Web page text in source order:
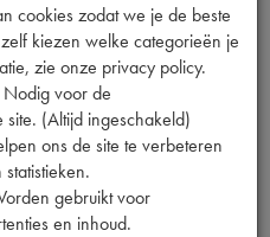
cookies zodat we je de beste
kiezen welke categorieën je
zie onze privacy policy.
voor de
site. (Altijd ingeschakeld)
ons de site te verbeteren
gebruikt voor
en inhoud.